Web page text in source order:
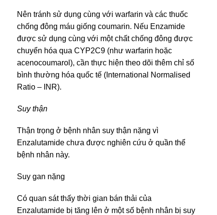
Nên tránh sử dụng cùng với warfarin và các thuốc
chống đông máu giống coumarin. Nếu Enzamide
được sử dụng cùng với một chất chống đông được
chuyển hóa qua CYP2C9 (như warfarin hoặc
acenocoumarol), cần thực hiện theo dõi thêm chỉ số
bình thường hóa quốc tế (International Normalised
Ratio – INR).
Suy thận
Thận trọng ở bệnh nhân suy thận nặng vì
Enzalutamide chưa được nghiên cứu ở quần thể
bệnh nhân này.
Suy gan nặng
Có quan sát thấy thời gian bán thải của
Enzalutamide bị tăng lên ở một số bệnh nhân bị suy